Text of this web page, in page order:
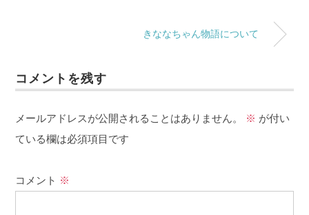
きななちゃん物語について
コメントを残す
メールアドレスが公開されることはありません。 ※ が付い
ている欄は必須項目です
コメント ※